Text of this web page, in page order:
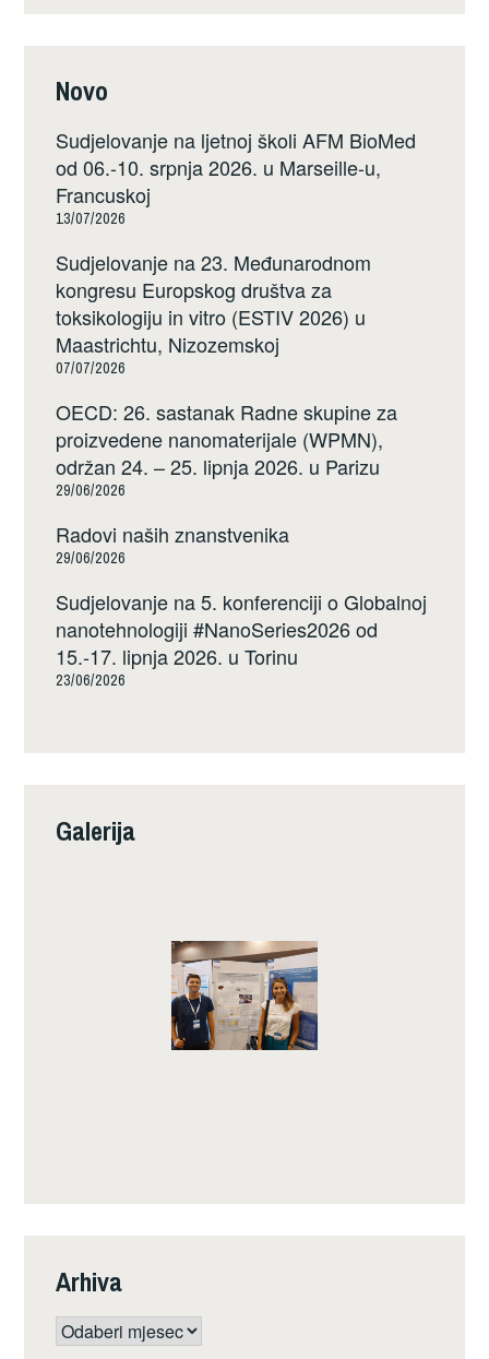
Novo
Sudjelovanje na ljetnoj školi AFM BioMed
od 06.-10. srpnja 2026. u Marseille-u,
Francuskoj
13/07/2026
Sudjelovanje na 23. Međunarodnom
kongresu Europskog društva za
toksikologiju in vitro (ESTIV 2026) u
Maastrichtu, Nizozemskoj
07/07/2026
OECD: 26. sastanak Radne skupine za
proizvedene nanomaterijale (WPMN),
održan 24. – 25. lipnja 2026. u Parizu
29/06/2026
Radovi naših znanstvenika
29/06/2026
Sudjelovanje na 5. konferenciji o Globalnoj
nanotehnologiji #NanoSeries2026 od
15.-17. lipnja 2026. u Torinu
23/06/2026
Galerija
Arhiva
Arhiva